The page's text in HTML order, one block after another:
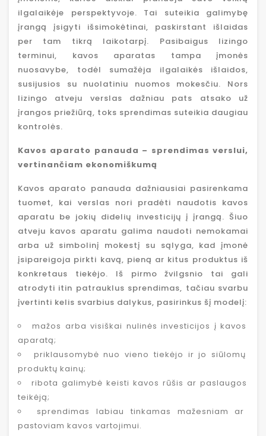
ilgalaikėje perspektyvoje. Tai suteikia galimybę
įrangą įsigyti išsimokėtinai, paskirstant išlaidas
per tam tikrą laikotarpį. Pasibaigus lizingo
terminui, kavos aparatas tampa įmonės
nuosavybe, todėl sumažėja ilgalaikės išlaidos,
susijusios su nuolatiniu nuomos mokesčiu. Nors
lizingo atveju verslas dažniau pats atsako už
įrangos priežiūrą, toks sprendimas suteikia daugiau
kontrolės.
Kavos aparato panauda – sprendimas verslui,
vertinančiam ekonomiškumą
Kavos aparato panauda dažniausiai pasirenkama
tuomet, kai verslas nori pradėti naudotis kavos
aparatu be jokių didelių investicijų į įrangą. Šiuo
atveju kavos aparatu galima naudoti nemokamai
arba už simbolinį mokestį su sąlyga, kad įmonė
įsipareigoja pirkti kavą, pieną ar kitus produktus iš
konkretaus tiekėjo. Iš pirmo žvilgsnio tai gali
atrodyti itin patrauklus sprendimas, tačiau svarbu
įvertinti kelis svarbius dalykus, pasirinkus šį modelį:
mažos arba visiškai nulinės investicijos į kavos
aparatą;
priklausomybė nuo vieno tiekėjo ir jo siūlomų
produktų kainų;
ribota galimybė keisti kavos rūšis ar paslaugos
teikėją;
sprendimas labiau tinkamas mažesniam ar
pastoviam kavos vartojimui.